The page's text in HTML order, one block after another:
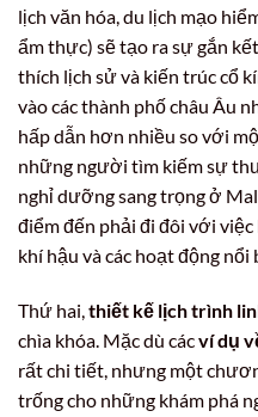
lịch văn hóa, du lịch mạo
ẩm thực) sẽ tạo ra sự gắn
thích lịch sử và kiến trúc cổ
vào các thành phố châu Âu
hấp dẫn hơn nhiều so với
những người tìm kiếm sự
nghỉ dưỡng sang trọng ở
điểm đến phải đi đôi với
khí hậu và các hoạt động nổi
Thứ hai,thiết kế lịch trình
chìa khóa. Mặc dù cácví dụ
rất chi tiết, nhưng một
trống cho những khám phá